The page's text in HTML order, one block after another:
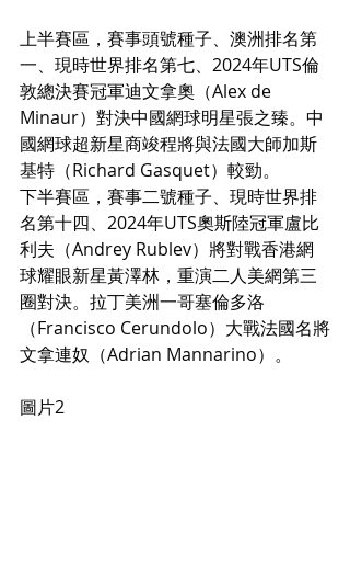
上半賽區，賽事頭號種子、澳洲排名第
一、現時世界排名第七、2024年UTS倫
敦總決賽冠軍迪文拿奧（Alex de
Minaur）對決中國網球明星張之臻。中
國網球超新星商竣程將與法國大師加斯
基特（Richard Gasquet）較勁。
下半賽區，賽事二號種子、現時世界排
名第十四、2024年UTS奧斯陸冠軍盧比
利夫（Andrey Rublev）將對戰香港網
球耀眼新星黃澤林，重演二人美網第三
圈對決。拉丁美洲一哥塞倫多洛
（Francisco Cerundolo）大戰法國名將
文拿連奴（Adrian Mannarino）。
圖片2